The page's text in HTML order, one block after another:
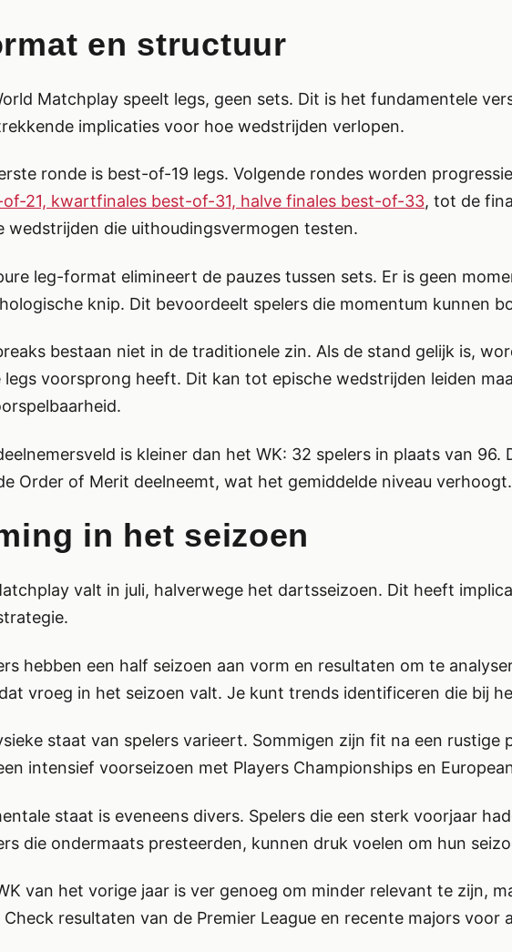
en structuur
Matchplay speelt legs, geen sets. Dit is het fundamentele
implicaties voor hoe wedstrijden verlopen.
ronde is best-of-19 legs. Volgende rondes worden
21, kwartfinales best-of-31, halve finales best-of-33, tot de
wedstrijden die uithoudingsvermogen testen.
leg-format elimineert de pauzes tussen sets. Er is geen
knip. Dit bevoordeelt spelers die momentum kunnen
bestaan niet in de traditionele zin. Als de stand gelijk is,
legs voorsprong heeft. Dit kan tot epische wedstrijden leiden
is kleiner dan het WK: 32 spelers in plaats van
Order of Merit deelneemt, wat het gemiddelde niveau verhoogt.
in het seizoen
valt in juli, halverwege het dartsseizoen. Dit heeft
hebben een half seizoen aan vorm en resultaten om te
vroeg in het seizoen valt. Je kunt trends identificeren die bij
staat van spelers varieert. Sommigen zijn fit na een rustige
intensief voorseizoen met Players Championships en
staat is eveneens divers. Spelers die een sterk voorjaar
die ondermaats presteerden, kunnen druk voelen om hun
van het vorige jaar is ver genoeg om minder relevant te zijn,
Check resultaten van de Premier League en recente majors voor